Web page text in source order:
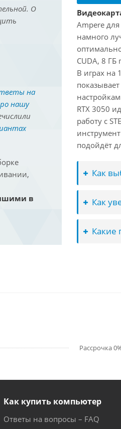
О
на
нашу
в
Ampere
намного
CUDA, 8 ГБ
В играх на
RTX 3050
работу с
подойдёт
Как
Как
Какие
Рассрочка
Как купить компьютер
Ответы на вопросы – FAQ